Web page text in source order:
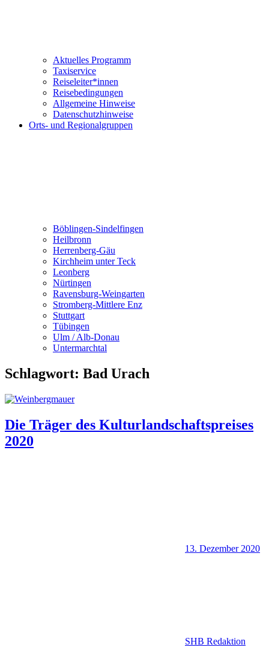
Aktuelles Programm
Taxiservice
Reiseleiter*innen
Reisebedingungen
Allgemeine Hinweise
Datenschutzhinweise
Orts- und Regionalgruppen
Böblingen-Sindelfingen
Heilbronn
Herrenberg-Gäu
Kirchheim unter Teck
Leonberg
Nürtingen
Ravensburg-Weingarten
Stromberg-Mittlere Enz
Stuttgart
Tübingen
Ulm / Alb-Donau
Untermarchtal
Schlagwort: Bad Urach
Die Träger des Kulturlandschaftspreises
2020
13. Dezember 2020
SHB Redaktion